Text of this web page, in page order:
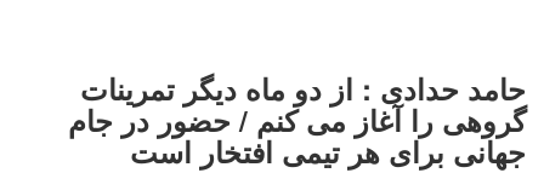
حامد حدادی : از دو ماه دیگر تمرینات
گروهی را آغاز می کنم / حضور در جام
جهانی برای هر تیمی افتخار است